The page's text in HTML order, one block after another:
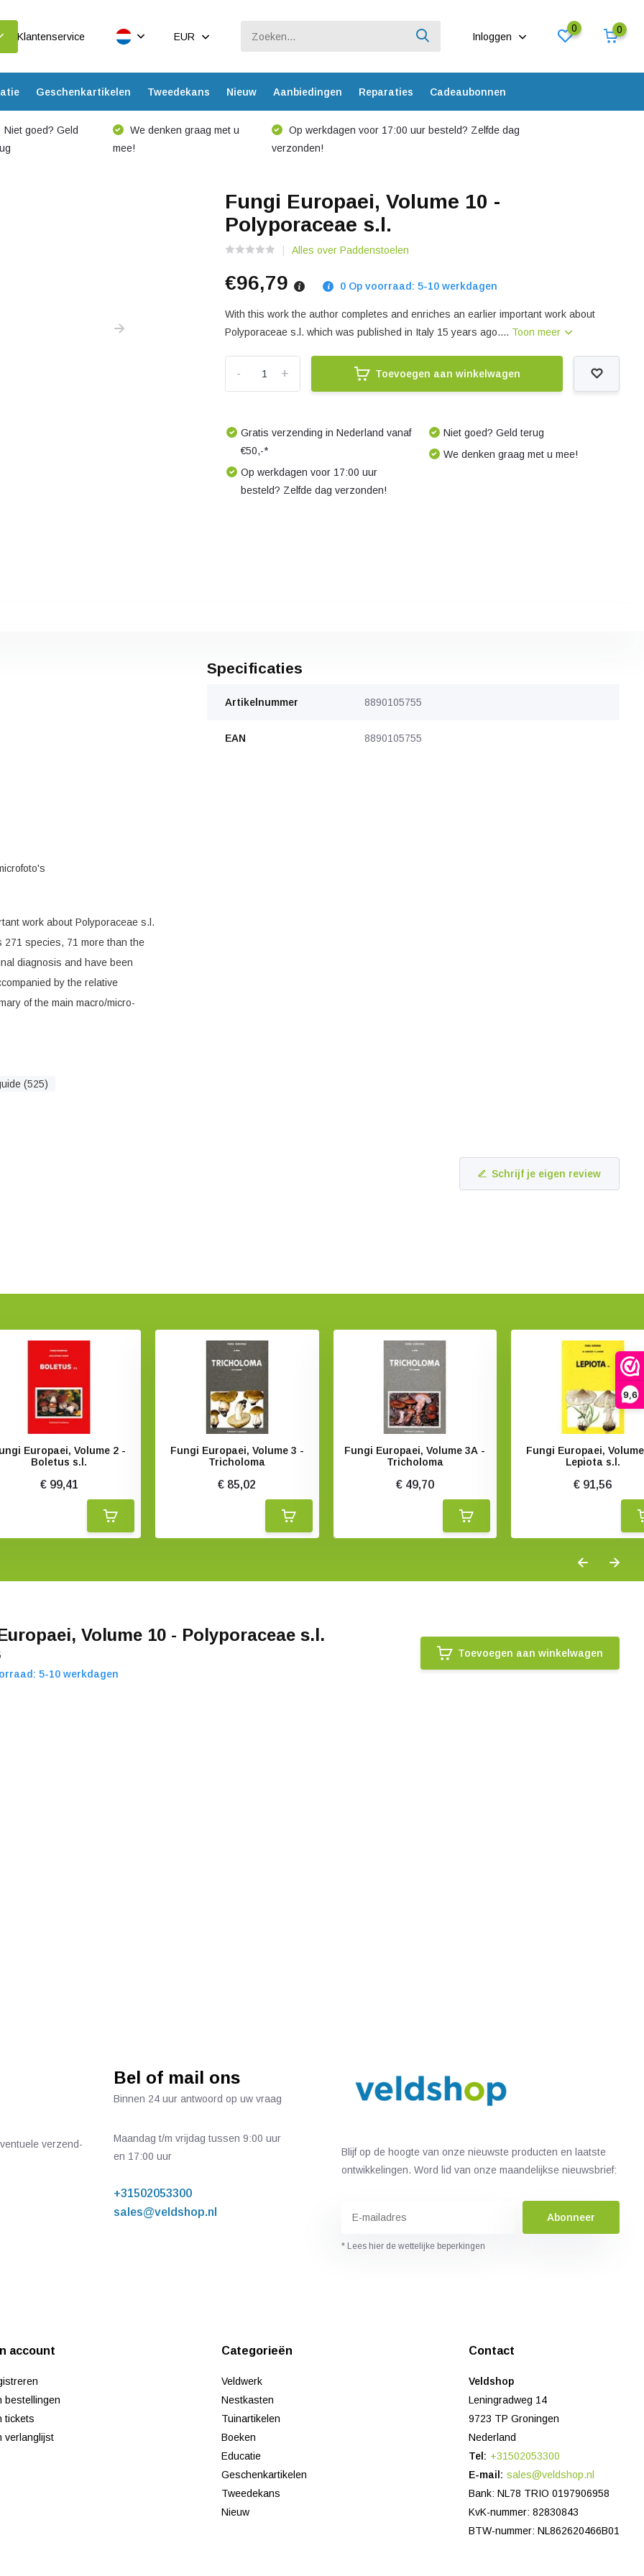
9,6
Klantenservice EUR Inloggen
0 0
Geschenkartikelen Tweedekans Nieuw Aanbiedingen Reparaties Cadeaubonnen
Niet goed? Geld
We denken graag met u
mee!
Op werkdagen voor 17:00 uur besteld? Zelfde dag
verzonden!
Fungi Europaei, Volume 10 -
Polyporaceae s.l.
Alles over Paddenstoelen
€96,79 0 Op voorraad: 5-10 werkdagen
With this work the author completes and enriches an earlier important work about
Polyporaceae s.l. which was published in Italy 15 years ago.... Toon meer
+
- Toevoegen aan winkelwagen
Gratis verzending in Nederland vanaf
€50,-*
Op werkdagen voor 17:00 uur
besteld? Zelfde dag verzonden!
Niet goed? Geld terug
We denken graag met u mee!
work about Polyporaceae s.l.
species, 71 more than the
diagnosis and have been
by the relative
of the main macro/micro-
(525)
Specificaties
Artikelnummer 8890105755
EAN 8890105755
Schrijf je eigen review
Europaei, Volume 2 -
Boletus s.l.
€ 99,41
Fungi Europaei, Volume 3 -
Tricholoma
€ 85,02
Fungi Europaei, Volume 3A -
Tricholoma
€ 49,70
Fungi Europaei,
Lepiota s.l.
€ 91,56
Volume 10 - Polyporaceae s.l.
5-10 werkdagen
Toevoegen aan winkelwagen
verzend-
Bel of mail ons
Binnen 24 uur antwoord op uw vraag
Maandag t/m vrijdag tussen 9:00 uur
en 17:00 uur
+31502053300
sales@veldshop.nl
Blijf op de hoogte van onze nieuwste producten en laatste
ontwikkelingen. Word lid van onze maandelijkse nieuwsbrief:
Abonneer
* Lees hier de wettelijke beperkingen
account
bestellingen
tickets
verlanglijst
Categorieën
Veldwerk
Nestkasten
Tuinartikelen
Boeken
Educatie
Geschenkartikelen
Tweedekans
Nieuw
Contact
Veldshop
Leningradweg 14
9723 TP Groningen
Nederland
Tel: +31502053300
E-mail: sales@veldshop.nl
Bank: NL78 TRIO 0197906958
KvK-nummer: 82830843
BTW-nummer: NL862620466B01